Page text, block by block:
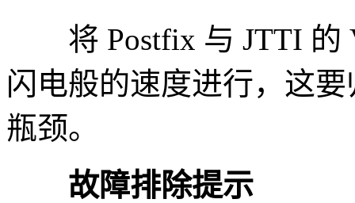
将 Postfix 与 JTTI 的
闪电般的速度进行，这
瓶颈。
故障排除提示